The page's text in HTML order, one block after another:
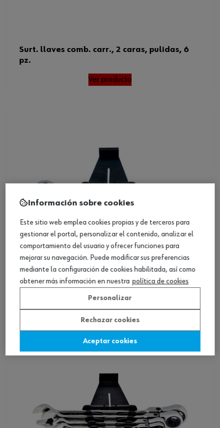
Surt. llaves comb. carr., 2 caras, pulidas, 6
pz.
Ver producto
6014080503 Surtido llaves combinadas de
carraca mult., 6 pzs.
Información sobre cookies
Este sitio web emplea cookies propias y de terceros para
gestionar el portal, personalizar el contenido, analizar el
comportamiento del usuario y ofrecer funciones para
mejorar su navegación. Puede modificar sus preferencias
mediante la configuración de cookies habilitada, así como
obtener más información en nuestra política de cookies
Personalizar
Rechazar cookies
Aceptar cookies